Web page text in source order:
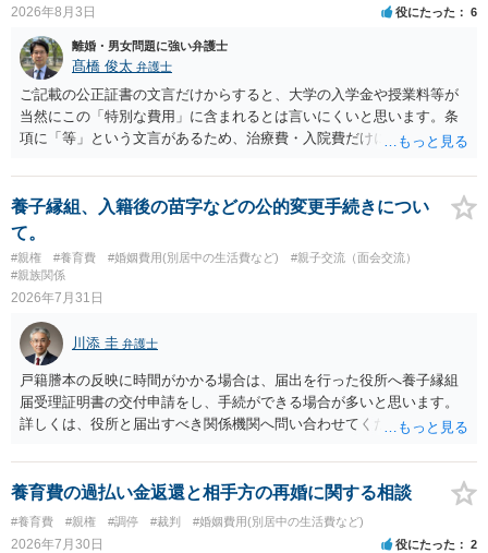
2026年8月3日 役にたった 6
離婚・男女問題に強い弁護士
髙橋 俊太 弁護士
ご記載の公正証書の文言だけからすると、大学の入学金や授業料等が
当然にこの「特別な費用」に含まれるとは言いにくいと思います。条
項に「等」という文言があるため、治療費・入院費だけに限定される
れていますので、通常は、病気や事故によって臨時に必要となった医
療費その他これに類する特別支出を念頭に置いた条項と読むのが自然
です。したがって、大学の入学金、授業料、受験費用などの教育費に
ついてまで、「この条項があるから当然に半額を請求できる」とまで
は言いにくいと思われます。なお、通常、大学進学費用をどこまで負
担すべきかについては、離婚時の合意内容のほか、子どもの年齢、大
や費用などを踏まえて個別に検討することになります。公正証書の他
の条項において、養育費の終期についてどのように定められている
か、大学進学に関する定めの有無、「教育費」「進学費用」に関する
定めの有無等について確認する必要があると考えられます。
養子縁組、入籍後の苗字などの公的変更手続きについ
て。
#親権 #養育費 #婚姻費用(別居中の生活費など)
#親子交流（面会交流）
#親族関係
2026年7月31日
川添 圭 弁護士
戸籍謄本の反映に時間がかかる場合は、届出を行った役所へ養子縁組
届受理証明書の交付申請をし、手続ができる場合が多いと思います。
詳しくは、役所と届出すべき関係機関へ問い合わせてください。
養育費の過払い金返還と相手方の再婚に関する相談
#養育費 #親権 #調停 #裁判 #婚姻費用(別居中の生活費など)
2026年7月30日 役にたった 2